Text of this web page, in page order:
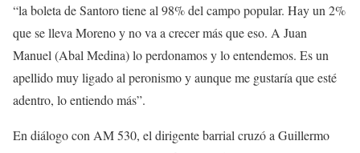
“la boleta de Santoro tiene al 98% del campo popular. Hay un 2%
que se lleva Moreno y no va a crecer más que eso. A Juan
Manuel (Abal Medina) lo perdonamos y lo entendemos. Es un
apellido muy ligado al peronismo y aunque me gustaría que esté
adentro, lo entiendo más”.
En diálogo con AM 530, el dirigente barrial cruzó a Guillermo